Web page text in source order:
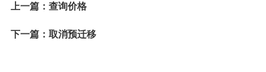
上一篇：查询价格
下一篇：取消预迁移